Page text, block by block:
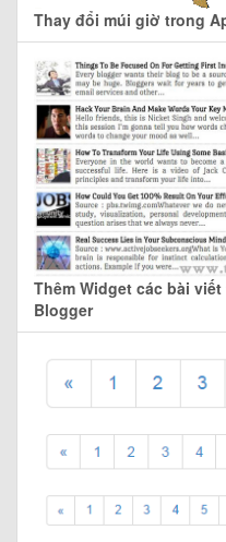
Thay đổi múi giờ trong
Thêm Widget các bài
Blogger